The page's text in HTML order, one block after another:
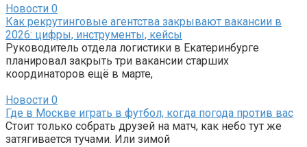
Новости 0
Как рекрутинговые агентства закрывают вакансии в
2026: цифры, инструменты, кейсы
Руководитель отдела логистики в Екатеринбурге
планировал закрыть три вакансии старших
координаторов ещё в марте,
Новости 0
Где в Москве играть в футбол, когда погода против вас
Стоит только собрать друзей на матч, как небо тут же
затягивается тучами. Или зимой